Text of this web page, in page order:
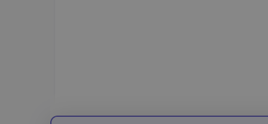
10、AI通识-大模型API